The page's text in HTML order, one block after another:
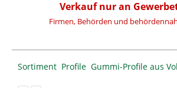
Verkauf nur an
Firmen, Behörden und
Sortiment Profile Gummi-Profile aus